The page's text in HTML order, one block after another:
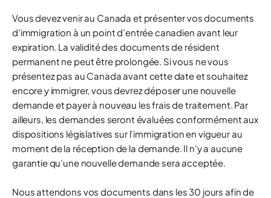
Vous devez venir au Canada et présenter vos documents
d’immigration à un point d’entrée canadien avant leur
expiration. La validité des documents de résident
permanent ne peut être prolongée. Si vous ne vous
présentez pas au Canada avant cette date et souhaitez
encore y immigrer, vous devrez déposer une nouvelle
demande et payer à nouveau les frais de traitement. Par
ailleurs, les demandes seront évaluées conformément aux
dispositions législatives sur l’immigration en vigueur au
moment de la réception de la demande. Il n'y a aucune
garantie qu'une nouvelle demande sera acceptée.
Nous attendons vos documents dans les 30 jours afin de